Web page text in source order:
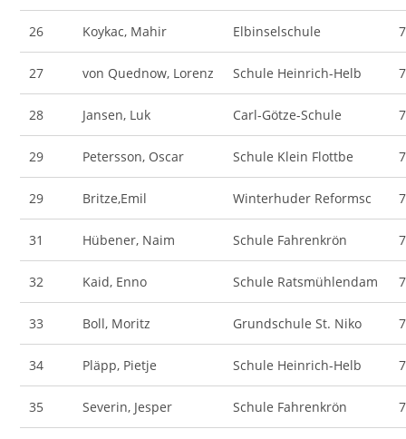
26 Koykac, Mahir Elbinselschule 7
27 von Quednow, Lorenz Schule Heinrich-Helb 7
28 Jansen, Luk Carl-Götze-Schule 7
29 Petersson, Oscar Schule Klein Flottbe 7
29 Britze,Emil Winterhuder Reformsc 7
31 Hübener, Naim Schule Fahrenkrön 7
32 Kaid, Enno Schule Ratsmühlendam 7
33 Boll, Moritz Grundschule St. Niko 7
34 Pläpp, Pietje Schule Heinrich-Helb 7
35 Severin, Jesper Schule Fahrenkrön 7